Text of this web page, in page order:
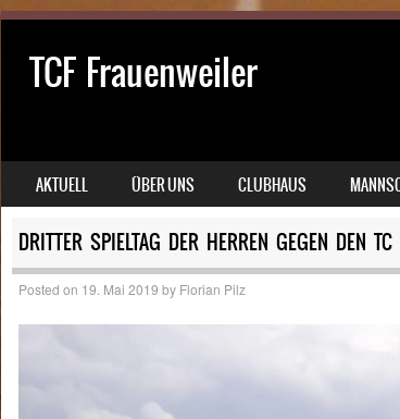
TCF Frauenweiler
MENU
SKIP TO CONTENT
AKTUELL ÜBER UNS CLUBHAUS
DRITTER SPIELTAG DER HERREN GEGEN DEN
Posted on 19. Mai 2019 by Florian Pilz